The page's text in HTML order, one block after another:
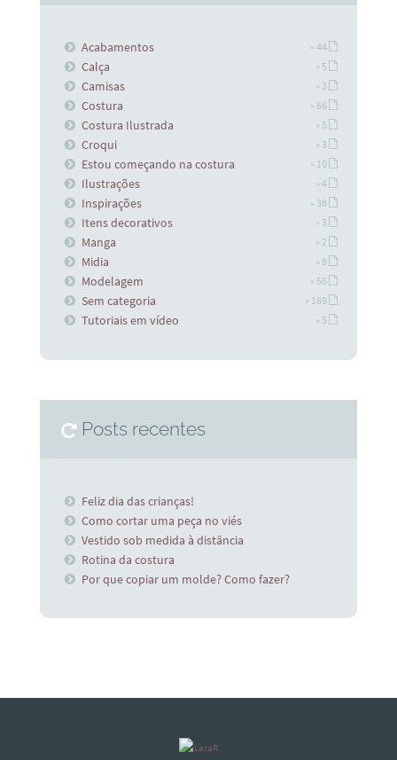
Acabamentos » 44
Calça » 5
Camisas » 3
Costura » 66
Costura Ilustrada » 5
Croqui » 3
Estou começando na costura » 10
Ilustrações » 4
Inspirações » 38
Itens decorativos » 3
Manga » 2
Midia » 8
Modelagem » 56
Sem categoria » 169
Tutoriais em vídeo » 5
Posts recentes
Feliz dia das crianças!
Como cortar uma peça no viés
Vestido sob medida à distância
Rotina da costura
Por que copiar um molde? Como fazer?